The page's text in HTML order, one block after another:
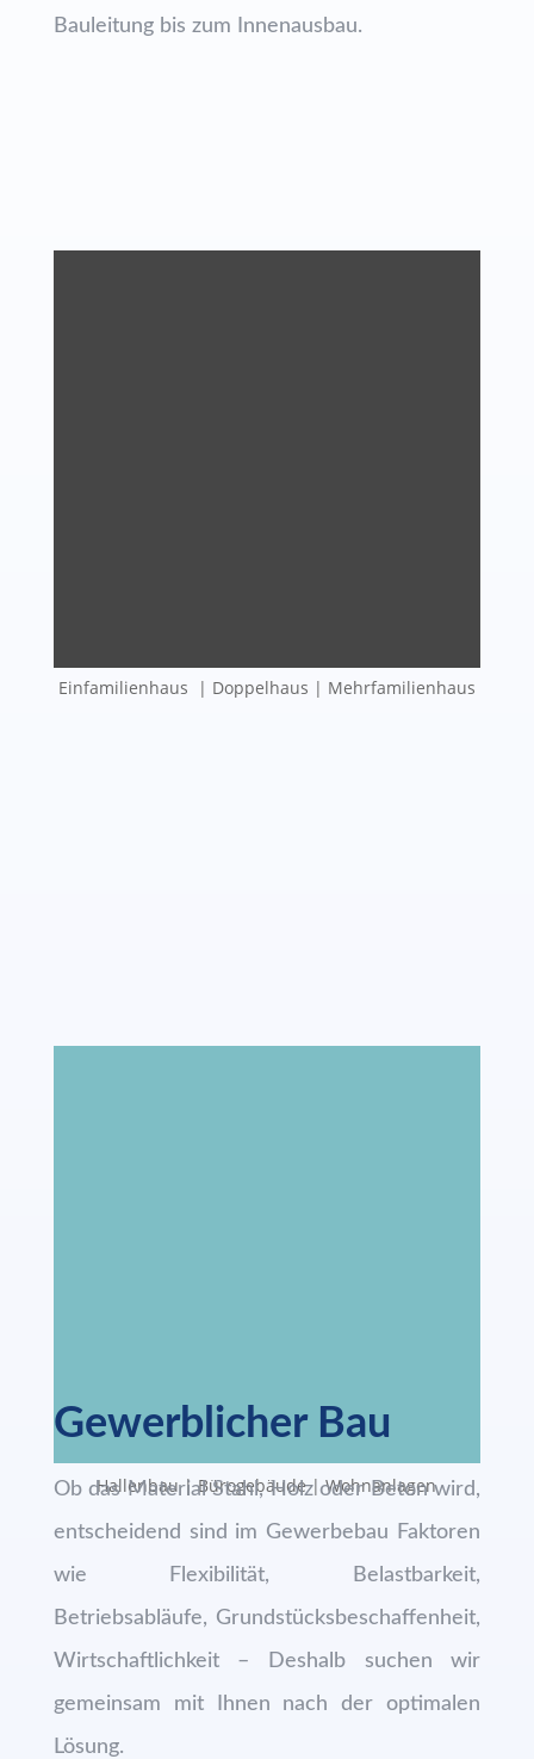
Bauleitung bis zum Innenausbau.
Einfamilienhaus | Doppelhaus | Mehrfamilienhaus
Hallenbau | Bürogebäude | Wohnanlagen
Gewerblicher Bau
Ob das Material Stahl, Holz oder Beton wird,
entscheidend sind im Gewerbebau Faktoren
wie Flexibilität, Belastbarkeit,
Betriebsabläufe, Grundstücksbeschaffenheit,
Wirtschaftlichkeit – Deshalb suchen wir
gemeinsam mit Ihnen nach der optimalen
Lösung.